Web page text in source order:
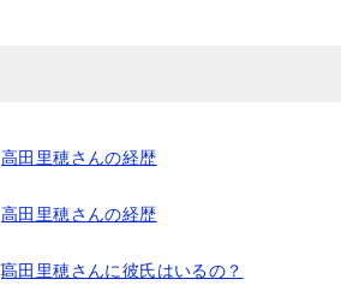
高田里穂さんの経歴
高田里穂さんの経歴
高田里穂さんに彼氏はいるの？